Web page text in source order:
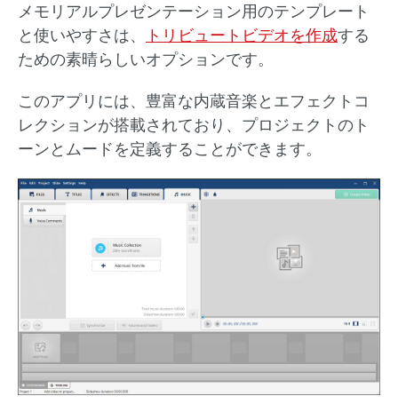
メモリアルプレゼンテーション用のテンプレート
と使いやすさは、
トリビュートビデオを作成する
ための素晴らしいオプションです。
このアプリには、豊富な内蔵音楽とエフェクトコ
レクションが搭載されており、プロジェクトのト
ーンとムードを定義することができます。